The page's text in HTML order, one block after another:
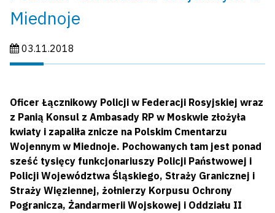
Miednoje
Data publikacji:
03.11.2018
Oficer Łącznikowy Policji w Federacji Rosyjskiej wraz
z Panią Konsul z Ambasady RP w Moskwie złożyła
kwiaty i zapaliła znicze na Polskim Cmentarzu
Wojennym w Miednoje. Pochowanych tam jest ponad
sześć tysięcy funkcjonariuszy Policji Państwowej i
Policji Województwa Śląskiego, Straży Granicznej i
Straży Więziennej, żołnierzy Korpusu Ochrony
Pogranicza, Żandarmerii Wojskowej i Oddziału II